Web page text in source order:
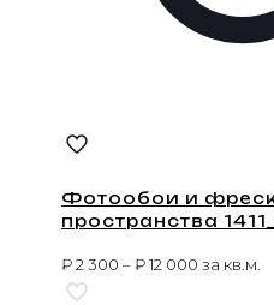
Фотообои и
пространства
₽2 300 –₽12 000 за кв.м.